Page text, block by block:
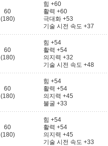
60
(180)
힘 +60
활력 +60
극대화 +53
기술 시전 속도 +37
60
(180)
힘 +54
활력 +54
의지력 +32
기술 시전 속도 +48
60
(180)
힘 +54
활력 +54
의지력 +45
불굴 +33
60
(180)
힘 +54
활력 +54
의지력 +45
기술 시전 속도 +33